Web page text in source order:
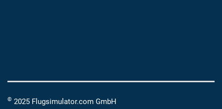
© 2025 Flugsimulator.com GmbH